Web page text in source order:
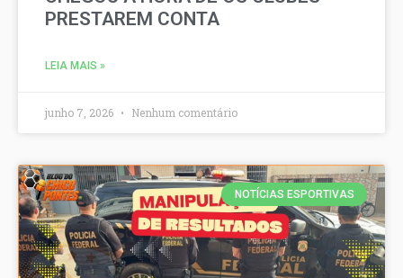
PRESTAREM CONTA
LEIA MAIS »
junho 7, 2026 Nenhum comentário
NOTÍCIAS ESPORTIVAS